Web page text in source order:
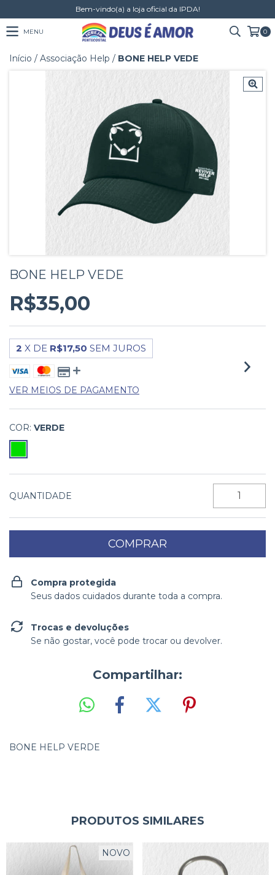
Bem-vindo(a) a loja oficial da IPDA!
MENU 0
Início / Associação Help / BONE HELP VEDE
BONE HELP VEDE
R$35,00
2 X DE R$17,50 SEM JUROS
VER MEIOS DE PAGAMENTO
COR: VERDE
QUANTIDADE
Compra protegida
Seus dados cuidados durante toda a compra.
Trocas e devoluções
Se não gostar, você pode trocar ou devolver.
Compartilhar:
BONE HELP VERDE
PRODUTOS SIMILARES
NOVO